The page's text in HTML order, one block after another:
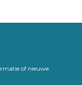
of nieuwe